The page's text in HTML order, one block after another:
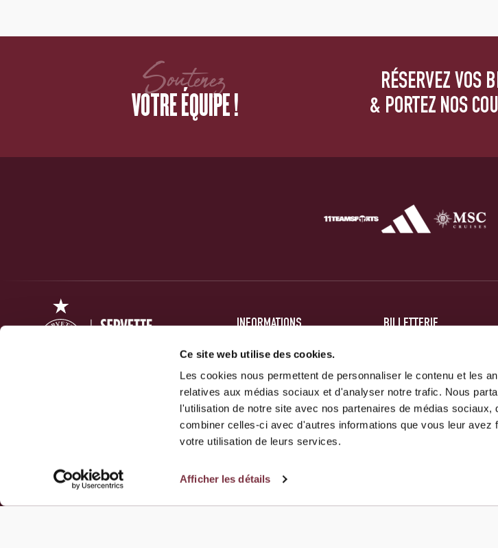
Ce site web utilise des cookies.
Les cookies nous permettent de personnaliser le contenu et les
relatives aux médias sociaux et d'analyser notre trafic. Nous
l'utilisation de notre site avec nos partenaires de médias sociaux,
combiner celles-ci avec d'autres informations que vous leur avez
votre utilisation de leurs services.
Afficher les détails
Soutenez
VOTRE ÉQUIPE !
RÉSERVEZ VOS
& PORTEZ NOS
NOUS CONTACTER
INFORMATIONS
PRESSE
FORUM
ACTUALITÉS
GALERIES
BILLETTERIE
ABONNEMENTS